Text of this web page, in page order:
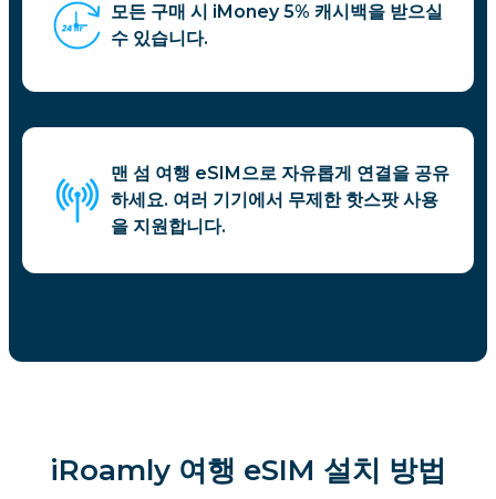
모든 구매 시 iMoney 5% 캐시백을 받으실
수 있습니다.
맨 섬 여행 eSIM으로 자유롭게 연결을 공유
하세요. 여러 기기에서 무제한 핫스팟 사용
을 지원합니다.
iRoamly 여행 eSIM 설치 방법